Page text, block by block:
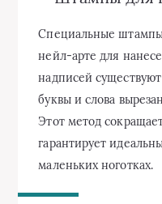
Специальные штампы
нейл-арте для
надписей
буквы и слова
Этот метод
гарантирует
маленьких ноготках.